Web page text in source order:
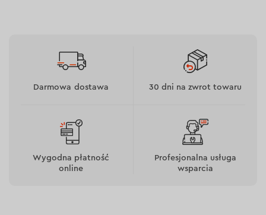
pneumatycznymi dzięki wzmocnionej nakrętce i
podkładce.
Darmowa dostawa 30 dni na zwrot towaru
Wygodna płatność
online
Profesjonalna usługa
wsparcia